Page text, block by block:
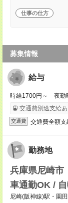
仕事の仕方
募集情報
給与
時給1700円～ 夜勤
交通費別途支給あ
交通費 交通費全額支
勤務地
兵庫県尼崎市
車通勤OK /
尼崎(阪神線)駅・園